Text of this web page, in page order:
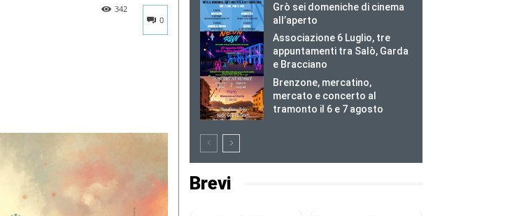
0
342
Grò sei domeniche di cinema
all’aperto
Associazione 6 Luglio, tre
appuntamenti tra Salò, Garda
e Bracciano
Brenzone, mercatino,
mercato e concerto al
tramonto il 6 e 7 agosto
Brevi